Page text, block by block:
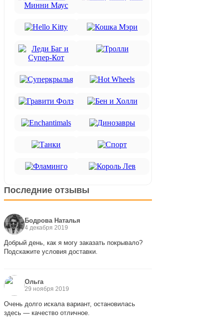
Последние отзывы
Бодрова Наталья
4 декабря 2019
Добрый день, как я могу заказать покрывало?
Подскажите условия доставки.
Ольга
29 ноября 2019
Очень долго искала вариант, остановилась
здесь — качество отличное.